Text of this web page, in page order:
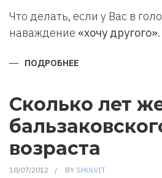
Что делать, если у Вас в
наваждение «хочу другого».
ПОДРОБНЕЕ
Сколько лет
возраста
18/07/2012 BY SHULVIT